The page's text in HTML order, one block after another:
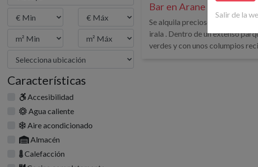
Características
Accesibilidad
Agua caliente
Aire acondicionado
Almacén
Calefacción
Bar en Arane Kalea, 1
Se alquila precioso bar en la
irala . Dentro de un extenso
verdes y con unos columpios
Salir de la